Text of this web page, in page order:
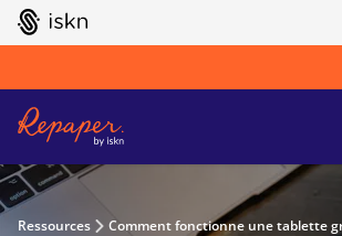
GO TO ISKN HOME
Ressources Comment fonctionne une tablette